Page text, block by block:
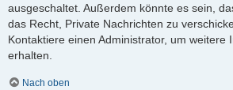
ausgeschaltet. Außerdem könnte es sein,
das Recht, Private Nachrichten zu
Kontaktiere einen Administrator, um weitere
erhalten.
Nach oben